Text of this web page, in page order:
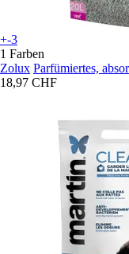
+-3
1 Farben
Zolux Parfümiertes,
18,97 CHF